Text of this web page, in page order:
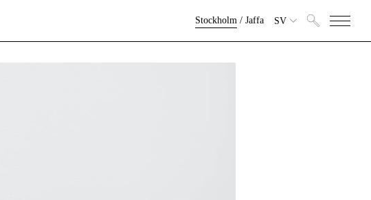
Stockholm/ Jaffa SV